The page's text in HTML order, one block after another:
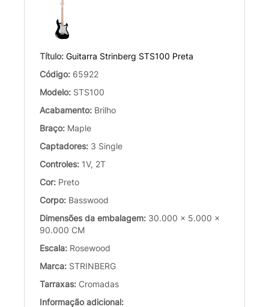
Título: Guitarra Strinberg STS100 Preta
Código: 65922
Modelo: STS100
Acabamento: Brilho
Braço: Maple
Captadores: 3 Single
Controles: 1V, 2T
Cor: Preto
Corpo: Basswood
Dimensões da embalagem: 30.000 x 5.000 x
90.000 CM
Escala: Rosewood
Marca: STRINBERG
Tarraxas: Cromadas
Informação adicional: